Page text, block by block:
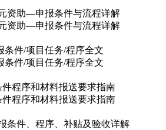
资助—申报条件与流程详解
资助—申报条件与流程详解
条件/项目任务/程序全文
条件/项目任务/程序全文
程序和材料报送要求指南
程序和材料报送要求指南
条件、程序、补贴及验收详解